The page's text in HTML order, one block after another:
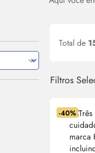
Total de
Filtros
-40%